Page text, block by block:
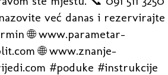
već danas i rezervirajte
🌐 www.parametar-
🌐 www.znanje-
#poduke #instrukcije